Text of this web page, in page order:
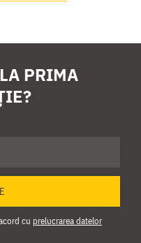
PRIMA
cu prelucrarea datelor